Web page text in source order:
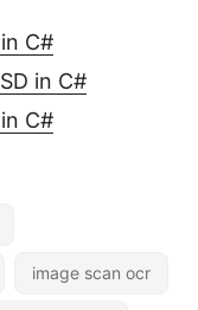
C#
in C#
C#
image scan ocr